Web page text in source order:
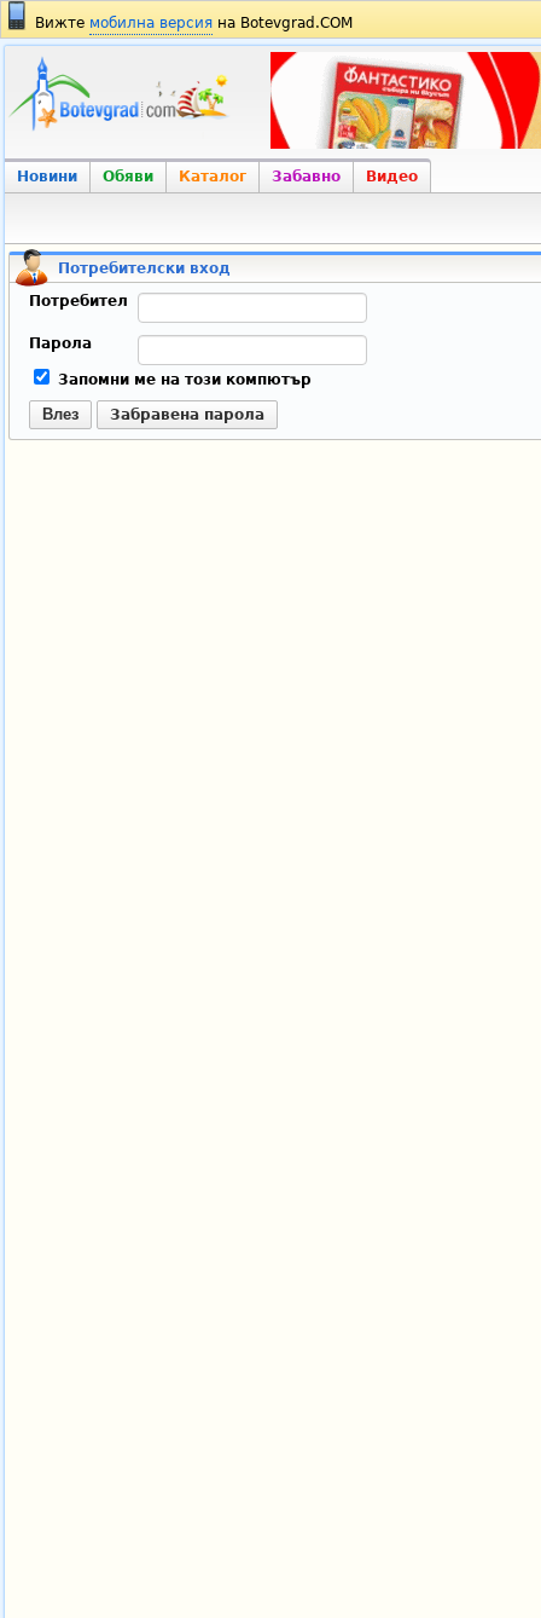
Вижте мобилна версия на Botevgrad.COM
Новини Обяви Каталог Забавно Видео
Потребителски вход
Потребител
Парола
Запомни ме на този компютър
Влез Забравена парола